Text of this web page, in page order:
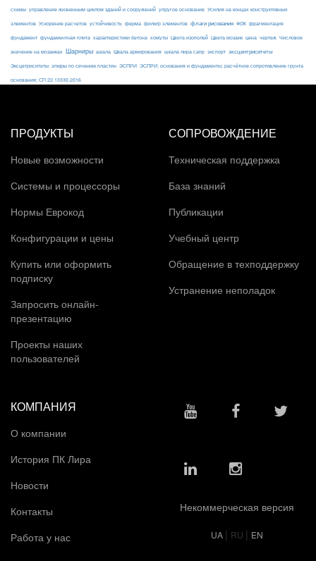
схемы управление жизненным циклом зданий и сооружений упругое основание Усилия на концах конструктивных
элементов Ускорение расчетов устойчивость ферма фильтр элементов флаги рисования ФОК фрагментация
фундамент фундаментная плита характеристики бетона хомуты Цвета изополей Цвета мозаик цена чертеж Числовое
значение на мозаиках Шарниры шкала Шкала армирования шкала лира сапр экспорт эксцентриситеты
Эксцетриситеты эпюры по сечению пластин ЭСПРИ ЭСПРИ; основания и фундаменты; расчётное сопротивление грунта
основания; СП 22.13330.2016
ПРОДУКТЫ
Новые возможности
Системы и процессоры
Нормы Еврокод
Конфигурации и цены
Купить или оформить
подписку
Запросить онлайн-
презентацию
Проекты наших
пользователей
СОПРОВОЖДЕНИЕ
Техническая поддержка
База знаний
Публикации
Учебный центр
Обращение в техподдержку
Устранение неполадок
КОМПАНИЯ
О компании
История ПК Лира
Новости
Контакты
Работа у нас
Некоммерческая версия
UA | RU | EN